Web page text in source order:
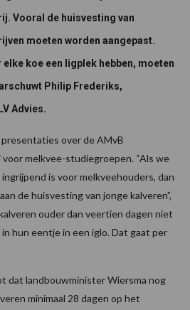
Vooral de huisvesting van
moeten worden aangepast.
koe een ligplek hebben, moeten
Philip Frederiks,
Advies.
over de AMvB
melkvee-studiegroepen. “Als we
is voor melkveehouders, dan
de huisvesting van jonge kalveren”,
ouder dan veertien dagen niet
hun eentje in een iglo. Dat gaat per
dat landbouwminister Wiersma nog
minimaal 28 dagen op het